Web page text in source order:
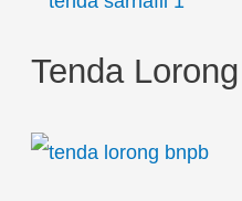
Tenda Lorong